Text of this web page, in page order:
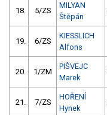
18. 5/ZS
MILYAN
Štěpán
19. 6/ZS
KIESSLICH
Alfons
20. 1/ZM
PIŠVEJC
Marek
21. 7/ZS
HOŘENÍ
Hynek